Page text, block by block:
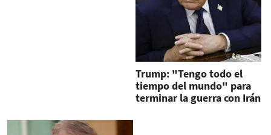
Trump: "Tengo todo el
tiempo del mundo" para
terminar la guerra con Irán